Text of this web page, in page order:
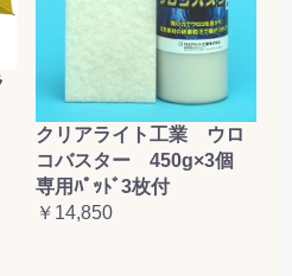
クリアライト工業 ウロ
コバスター 450g×3個
専用ﾊﾟｯﾄﾞ3枚付
￥14,850